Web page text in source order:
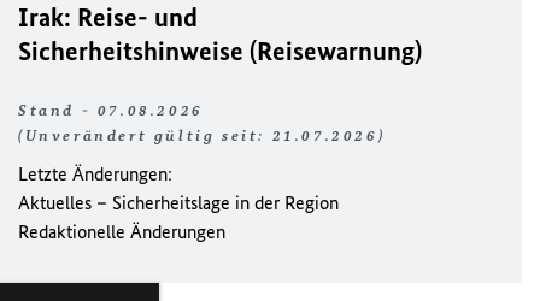
Irak: Reise- und
Sicherheitshinweise (Reisewarnung)
Stand - 07.08.2026
(Unverändert gültig seit: 21.07.2026)
Letzte Änderungen:
Aktuelles – Sicherheitslage in der Region
Redaktionelle Änderungen